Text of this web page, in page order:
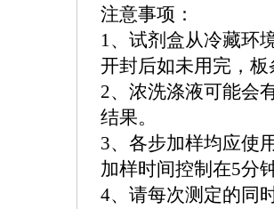
注意事项：
1、试剂盒从冷藏环
开封后如未用完，
2、浓洗涤液可能会
结果。
3、各步加样均应使
加样时间控制在5分
4、请每次测定的同